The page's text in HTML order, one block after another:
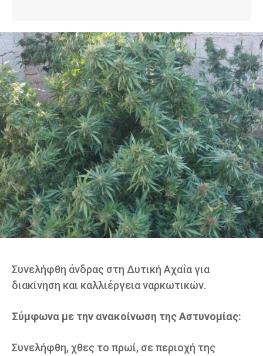
Συνελήφθη άνδρας στη Δυτική Αχαΐα για
διακίνηση και καλλιέργεια ναρκωτικών.
Σύμφωνα με την ανακοίνωση της Αστυνομίας:
Συνελήφθη, χθες το πρωί, σε περιοχή της